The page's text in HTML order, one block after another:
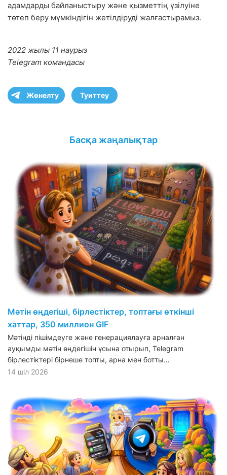
адамдарды байланыстыру және қызметтің үзілуіне
төтеп беру мүмкіндігін жетілдіруді жалғастырамыз.
2022 жылы 11 наурыз
Telegram командасы
Жөнелту Туиттеу
Басқа жаңалықтар
Мәтін өңдегіші, бірлестіктер, топтағы өткінші
хаттар, 350 миллион GIF
Мәтінді пішімдеуге және генерациялауға арналған
ауқымды мәтін өңдегішін ұсына отырып, Telegram
бірлестіктері бірнеше топты, арна мен ботты…
14 шіл 2026